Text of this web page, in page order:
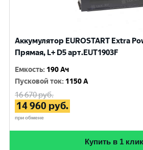
Аккумулятор EUROSTART Extra
Прямая, L+ D5 арт.EUT1903F
Емкость: 190 Ач
Пусковой ток: 1150 A
16 670руб.
14 960 руб.
при обмене
Купить в 1 клик